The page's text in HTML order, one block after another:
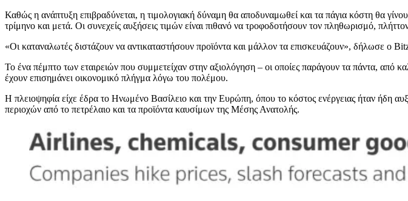
Καθώς η ανάπτυξη επιβραδύνεται, η τιμολογιακή δύναμη θα αποδυναμωθεί και τα πάγια κόστη θα
τρίμηνο και μετά. Οι συνεχείς αυξήσεις τιμών είναι πιθανό να τροφοδοτήσουν τον πληθωρισμό,
«Οι καταναλωτές διστάζουν να αντικαταστήσουν προϊόντα και μάλλον τα επισκευάζουν», δήλωσε ο
Το ένα πέμπτο των εταιρειών που συμμετείχαν στην αξιολόγηση – οι οποίες παράγουν τα πάντα, από
έχουν επισημάνει οικονομικό πλήγμα λόγω του πολέμου.
Η πλειοψηφία είχε έδρα το Ηνωμένο Βασίλειο και την Ευρώπη, όπου το κόστος ενέργειας ήταν ήδη
περιοχών από το πετρέλαιο και τα προϊόντα καυσίμων της Μέσης Ανατολής.